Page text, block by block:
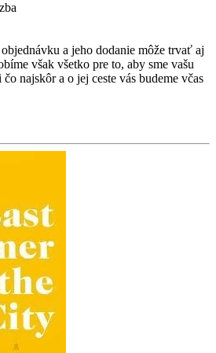
a jeho dodanie môže trvať aj
však všetko pre to, aby sme vašu
najskôr a o jej ceste vás budeme včas